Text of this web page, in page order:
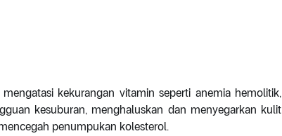
kekurangan vitamin seperti anemia hemolitik,
kesuburan, menghaluskan dan menyegarkan kulit
penumpukan kolesterol.